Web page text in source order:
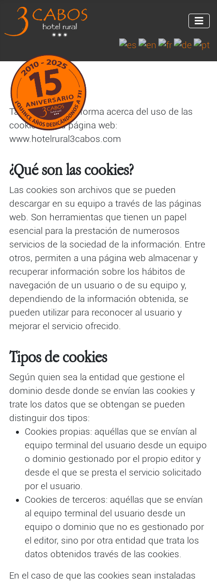
Talaya Beits SL informa acerca del uso de las
cookies en su página web:
www.hotelrural3cabos.com
¿Qué son las cookies?
Las cookies son archivos que se pueden
descargar en su equipo a través de las páginas
web. Son herramientas que tienen un papel
esencial para la prestación de numerosos
servicios de la sociedad de la información. Entre
otros, permiten a una página web almacenar y
recuperar información sobre los hábitos de
navegación de un usuario o de su equipo y,
dependiendo de la información obtenida, se
pueden utilizar para reconocer al usuario y
mejorar el servicio ofrecido.
Tipos de cookies
Según quien sea la entidad que gestione el
dominio desde donde se envían las cookies y
trate los datos que se obtengan se pueden
distinguir dos tipos:
Cookies propias: aquéllas que se envían al
equipo terminal del usuario desde un equipo
o dominio gestionado por el propio editor y
desde el que se presta el servicio solicitado
por el usuario.
Cookies de terceros: aquéllas que se envían
al equipo terminal del usuario desde un
equipo o dominio que no es gestionado por
el editor, sino por otra entidad que trata los
datos obtenidos través de las cookies.
En el caso de que las cookies sean instaladas